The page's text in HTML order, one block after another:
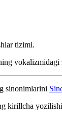
tizimi.
sinonimlarini
kirillcha yozilishi